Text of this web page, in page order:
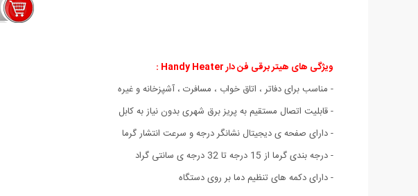
ویژگی های هیتر برقی فن دار Handy Heater :
- مناسب برای دفاتر ، اتاق خواب ، مسافرت ، آشپزخانه و غیره
- قابلیت اتصال مستقیم به پریز برق شهری بدون نیاز به کابل
- دارای صفحه ی دیجیتال نشانگر درجه و سرعت انتشار گرما
- درجه بندی گرما از 15 درجه تا 32 درجه ی سانتی گراد
- دارای دکمه های تنظیم دما بر روی دستگاه